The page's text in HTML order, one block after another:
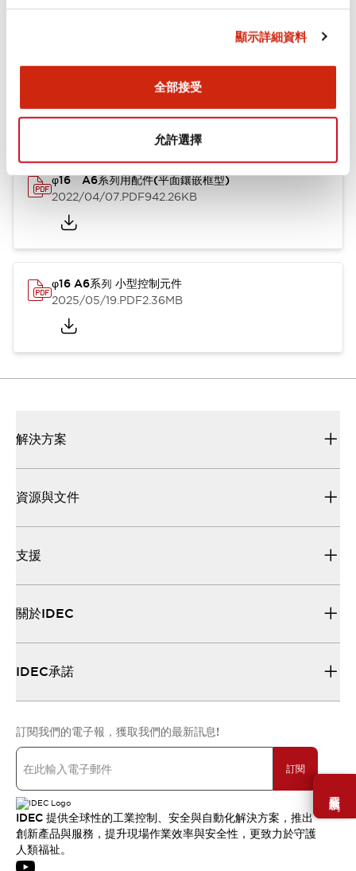
顯示詳細資料
全部接受
允許選擇
需要幫助嗎？
型錄和宣傳手冊 CAD檔 認證與標準 技術文件
φ16 A6系列用配件(平面鑲嵌框型)
2022/04/07.PDF942.26KB
φ16 A6系列 小型控制元件
2025/05/19.PDF2.36MB
解決方案
資源與文件
支援
關於IDEC
IDEC承諾
訂閱我們的電子報，獲取我們的最新訊息!
訂閱
IDEC 提供全球性的工業控制、安全與自動化解決方案，推出
創新產品與服務，提升現場作業效率與安全性，更致力於守護
人類福祉。